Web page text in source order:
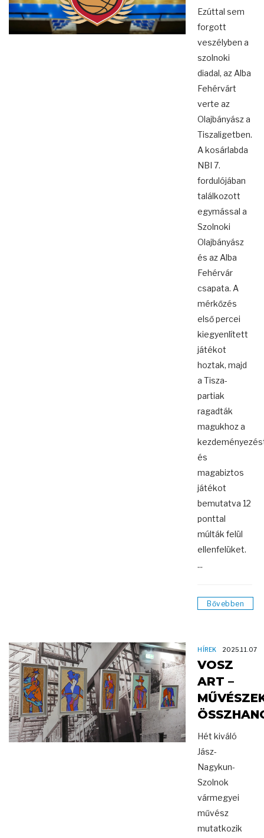
Ezúttal sem
forgott
veszélyben a
szolnoki
diadal, az Alba
Fehérvárt
verte az
Olajbányász a
Tiszaligetben.
A kosárlabda
NBI 7.
fordulójában
találkozott
egymással a
Szolnoki
Olajbányász
és az Alba
Fehérvár
csapata. A
mérkőzés
első percei
kiegyenlített
játékot
hoztak, majd
a Tisza-
partiak
ragadták
magukhoz a
és
magabiztos
játékot
bemutatva 12
ponttal
múlták felül
ellenfelüket.
...
Bővebben
HÍREK 2025.11.07
VOSZ
ART –
Hét kiváló
Jász-
Nagykun-
Szolnok
vármegyei
művész
mutatkozik